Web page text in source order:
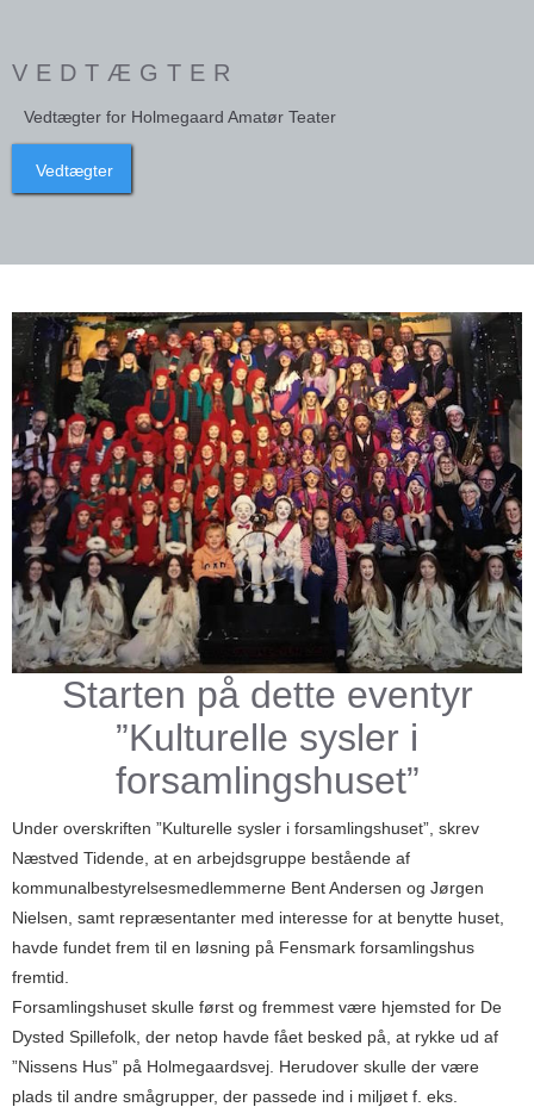
VEDTÆGTER
Vedtægter for Holmegaard Amatør Teater
Vedtægter
Starten på dette eventyr
”Kulturelle sysler i
forsamlingshuset”
Under overskriften ”Kulturelle sysler i forsamlingshuset”, skrev
Næstved Tidende, at en arbejdsgruppe bestående af
kommunalbestyrelsesmedlemmerne Bent Andersen og Jørgen
Nielsen, samt repræsentanter med interesse for at benytte huset,
havde fundet frem til en løsning på Fensmark forsamlingshus
fremtid.
Forsamlingshuset skulle først og fremmest være hjemsted for De
Dysted Spillefolk, der netop havde fået besked på, at rykke ud af
”Nissens Hus” på Holmegaardsvej. Herudover skulle der være
plads til andre smågrupper, der passede ind i miljøet f. eks.